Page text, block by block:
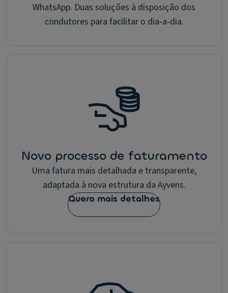
WhatsApp. Duas soluções à disposição dos
condutores para facilitar o dia-a-dia.
Novo processo de faturamento
Uma fatura mais detalhada e transparente,
adaptada à nova estrutura da Ayvens.
Quero mais detalhes